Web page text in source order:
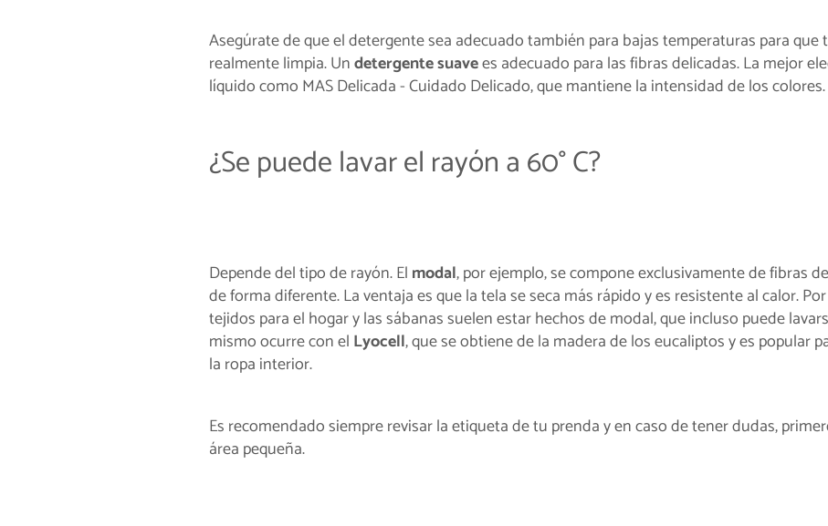
Asegúrate de que el detergente sea adecuado también para bajas temperaturas para que
realmente limpia. Undetergente suavees adecuado para las fibras delicadas. La mejor
líquido como MAS Delicada - Cuidado Delicado, que mantiene la intensidad de los colores.
¿Se puede lavar el rayón a 60° C?
Depende del tipo de rayón. El modal, por ejemplo, se compone exclusivamente de fibras
de forma diferente. La ventaja es que la tela se seca más rápido y es resistente al calor.
tejidos para el hogar y las sábanas suelen estar hechos de modal, que incluso puede
mismo ocurre con el Lyocell, que se obtiene de la madera de los eucaliptos y es popular
la ropa interior.
Es recomendado siempre revisar la etiqueta de tu prenda y en caso de tener dudas,
área pequeña.